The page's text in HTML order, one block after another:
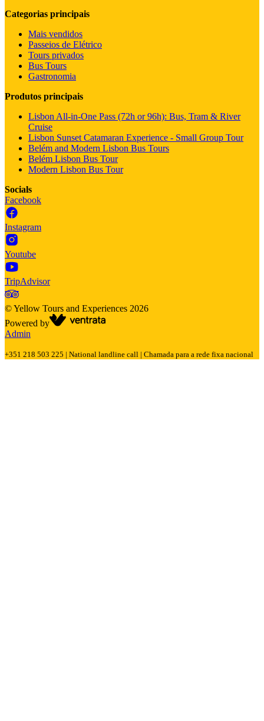
Categorias principais
Mais vendidos
Passeios de Elétrico
Tours privados
Bus Tours
Gastronomia
Produtos principais
Lisbon All-in-One Pass (72h or 96h): Bus, Tram & River
Cruise
Lisbon Sunset Catamaran Experience - Small Group Tour
Belém and Modern Lisbon Bus Tours
Belém Lisbon Bus Tour
Modern Lisbon Bus Tour
Socials
Facebook
Instagram
Youtube
TripAdvisor
©Yellow Tours and Experiences 2026
Powered by
Admin
+351 218 503 225 | National landline call | Chamada para a rede fixa nacional